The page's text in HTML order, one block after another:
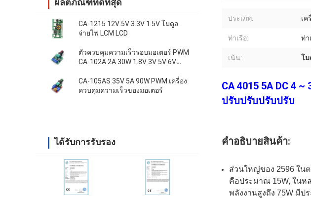
ผลิตภัณฑ์ที่ดีที่สุด
CA-1215 12V 5V 3.3V 1.5V โมดูล
จ่ายไฟ LCM LCD
ตัวควบคุมความเร็วรอบมอเตอร์ PWM
CA-102A 2A 30W 1.8V 3V 5V 6V
CA-105AS 35V 5A 90W PWM เครื่อง
ควบคุมความเร็วของมอเตอร์
ได้รับการรับรอง
ประเภท: เค
ท่าเรือ: ท่า
เน้น: โม
CA 4015 5A DC 4
ปรับปรับปรับปรับ
คําอธิบายสินค้า:
ส่วนใหญ่ของ 2596 ใน
คือประมาณ 15W, ในห
พลังงานสูงถึง 75W มีป